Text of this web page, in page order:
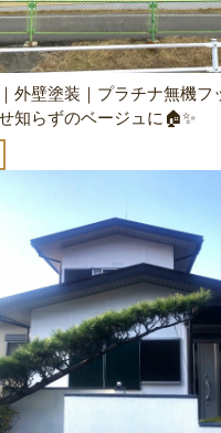
外壁塗装｜プラチナ無機フ
知らずのベージュに🏠✨